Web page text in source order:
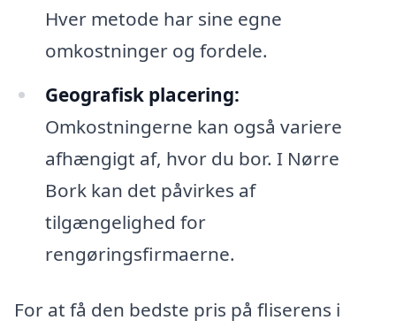
Hver metode har sine egne
omkostninger og fordele.
Geografisk placering:
Omkostningerne kan også variere
afhængigt af, hvor du bor. I Nørre
Bork kan det påvirkes af
tilgængelighed for
rengøringsfirmaerne.
For at få den bedste pris på fliserens i